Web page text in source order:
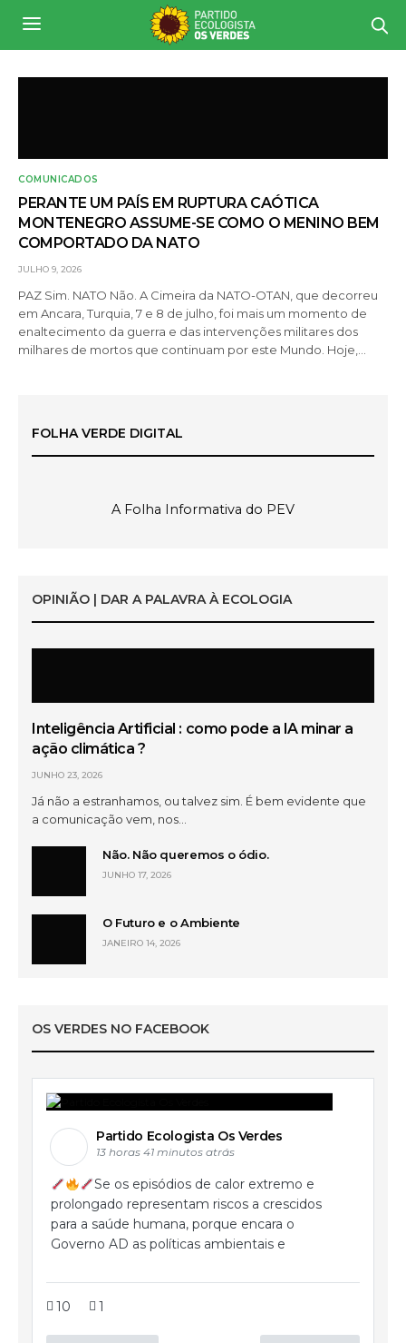
COMUNICADOS
PERANTE UM PAÍS EM RUPTURA CAÓTICA
MONTENEGRO ASSUME-SE COMO O MENINO BEM
COMPORTADO DA NATO
JULHO 9, 2026
PAZ Sim. NATO Não. A Cimeira da NATO-OTAN, que decorreu
em Ancara, Turquia, 7 e 8 de julho, foi mais um momento de
enaltecimento da guerra e das intervenções militares dos
milhares de mortos que continuam por este Mundo. Hoje,…
FOLHA VERDE DIGITAL
A Folha Informativa do PEV
OPINIÃO | DAR A PALAVRA À ECOLOGIA
Inteligência Artificial : como pode a IA minar a
ação climática ?
JUNHO 23, 2026
Já não a estranhamos, ou talvez sim. É bem evidente que
a comunicação vem, nos…
Não. Não queremos o ódio.
JUNHO 17, 2026
O Futuro e o Ambiente
JANEIRO 14, 2026
OS VERDES NO FACEBOOK
Partido Ecologista Os Verdes
13 horas 41 minutos atrás
Se os episódios de calor extremo e
prolongado representam riscos a crescidos
para a saúde humana, porque encara o
Governo AD as políticas ambientais e
10 1